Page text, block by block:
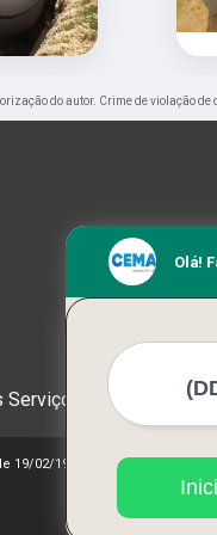
do autor. Crime de violação de
19/02/1998)
Olá!